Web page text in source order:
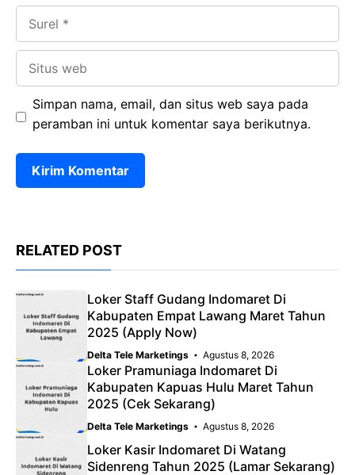
Simpan nama, email, dan situs web saya pada
peramban ini untuk komentar saya berikutnya.
RELATED POST
Loker Staff Gudang Indomaret Di
Kabupaten Empat Lawang Maret Tahun
2025 (Apply Now)
Delta Tele Marketings Agustus 8, 2026
Loker Pramuniaga Indomaret Di
Kabupaten Kapuas Hulu Maret Tahun
2025 (Cek Sekarang)
Delta Tele Marketings Agustus 8, 2026
Loker Kasir Indomaret Di Watang
Sidenreng Tahun 2025 (Lamar Sekarang)